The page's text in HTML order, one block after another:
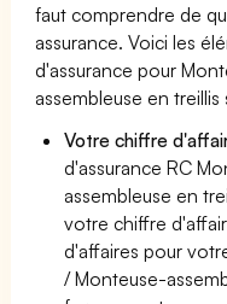
faut comprendre de
assurance. Voici les
d'assurance pour
assembleuse en
Votre chiffre
d'assurance RC
assembleuse en
votre chiffre
d'affaires pour
/ Monteuse-